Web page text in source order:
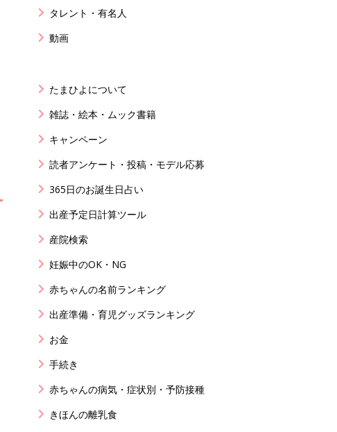
タレント・有名人
動画
たまひよについて
雑誌・絵本・ムック書籍
キャンペーン
読者アンケート・投稿・モデル応募
365日のお誕生日占い
出産予定日計算ツール
産院検索
妊娠中のOK・NG
赤ちゃんの名前ランキング
出産準備・育児グッズランキング
お金
手続き
赤ちゃんの病気・症状別・予防接種
きほんの離乳食